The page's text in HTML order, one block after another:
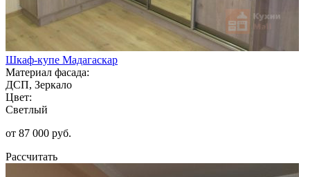
Шкаф-купе Мадагаскар
Материал фасада:
ДСП, Зеркало
Цвет:
Светлый
от 87 000 руб.
Рассчитать